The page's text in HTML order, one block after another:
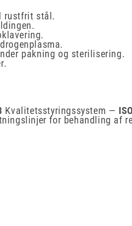
rustfrit stål.
pakning og sterilisering.
Kvalitetsstyringssystem —
for behandling af